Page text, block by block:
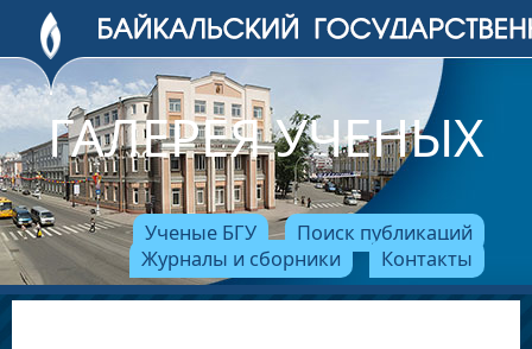
ГАЛЕРЕЯ УЧЕНЫХ
Ученые БГУ
Поиск публикаций
Журналы и сборники
Контакты